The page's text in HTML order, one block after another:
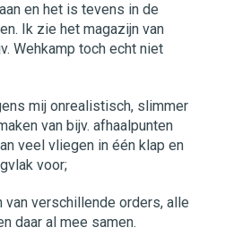
en het is tevens in de
Ik zie het magazijn van
Wehkamp toch echt niet
mij onrealistisch, slimmer
van bijv. afhaalpunten
veel vliegen in één klap en
voor;
van verschillende orders, alle
daar al mee samen.